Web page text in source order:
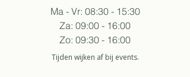
Ma - Vr: 08:30 - 15:30
Za: 09:00 - 16:00
Zo: 09:30 - 16:00
Tijden wijken af bij events.